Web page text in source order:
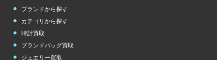
ブランドから探す
カテゴリから探す
時計買取
ブランドバッグ買取
ジュエリー買取